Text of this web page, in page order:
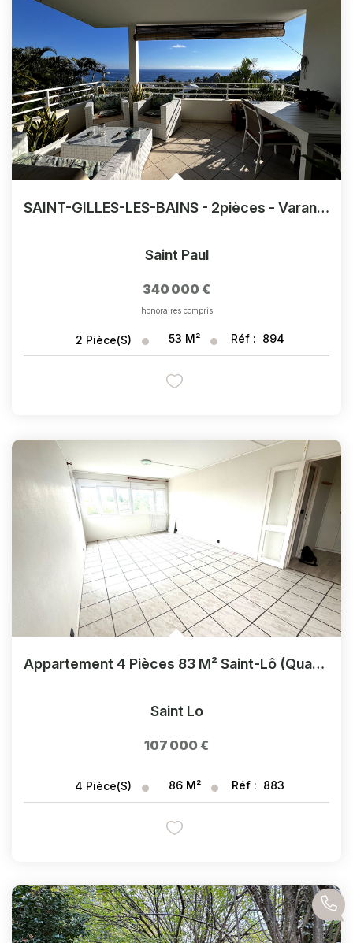
SAINT-GILLES-LES-BAINS - 2pièces - Varangue Vue Mer Panoramique - Chemin Summer
Saint Paul
340 000 €
honoraires compris
2 Pièce(s) 53 M² Réf : 894
Appartement 4 Pièces 83 M² Saint-Lô (Quartier Sud)
Saint Lo
107 000 €
4 Pièce(s) 86 M² Réf : 883